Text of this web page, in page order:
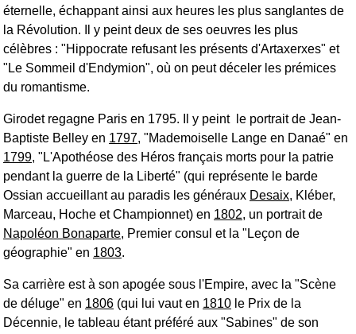
éternelle, échappant ainsi aux heures les plus sanglantes de
la Révolution. Il y peint deux de ses oeuvres les plus
célèbres : "Hippocrate refusant les présents d'Artaxerxes" et
"Le Sommeil d'Endymion", où on peut déceler les prémices
du romantisme.
Girodet regagne Paris en 1795. Il y peint le portrait de Jean-
Baptiste Belley en 1797, "Mademoiselle Lange en Danaé" en
1799, "L'Apothéose des Héros français morts pour la patrie
pendant la guerre de la Liberté" (qui représente le barde
Ossian accueillant au paradis les généraux Desaix, Kléber,
Marceau, Hoche et Championnet) en 1802, un portrait de
Napoléon Bonaparte, Premier consul et la "Leçon de
géographie" en 1803.
Sa carrière est à son apogée sous l'Empire, avec la "Scène
de déluge" en 1806 (qui lui vaut en 1810 le Prix de la
Décennie, le tableau étant préféré aux "Sabines" de son